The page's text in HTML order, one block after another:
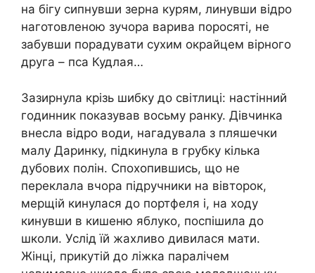
на бігу сипнувши зерна курям, линувши відро
наготовленою зучора варива поросяті, не
забувши порадувати сухим окрайцем вірного
друга – пса Кудлая…
Зазирнула крізь шибку до світлиці: настінний
годинник показував восьму ранку. Дівчинка
внесла відро води, нагадувала з пляшечки
малу Даринку, підкинула в грубку кілька
дубових полін. Спохопившись, що не
переклала вчора підручники на вівторок,
мерщій кинулася до портфеля і, на ходу
кинувши в кишеню яблуко, поспішила до
школи. Услід їй жаxливо дивилася мати.
Жінці, пpикутій до ліжка паpалічем